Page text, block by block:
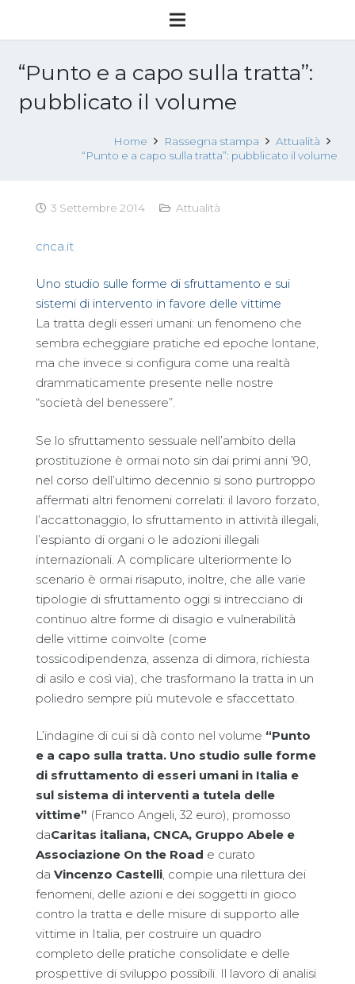
“Punto e a capo sulla tratta”:
pubblicato il volume
Home Rassegna stampa
Attualità
“Punto e a capo sulla tratta”: pubblicato il volume
3 Settembre 2014 Attualità
cnca.it
Uno studio sulle forme di sfruttamento e sui
sistemi di intervento in favore delle vittime
La tratta degli esseri umani: un fenomeno che
sembra echeggiare pratiche ed epoche lontane,
ma che invece si configura come una realtà
drammaticamente presente nelle nostre
“società del benessere”.
Se lo sfruttamento sessuale nell’ambito della
prostituzione è ormai noto sin dai primi anni ’90,
nel corso dell’ultimo decennio si sono purtroppo
affermati altri fenomeni correlati: il lavoro forzato,
l’accattonaggio, lo sfruttamento in attività illegali,
l’espianto di organi o le adozioni illegali
internazionali. A complicare ulteriormente lo
scenario è ormai risaputo, inoltre, che alle varie
tipologie di sfruttamento oggi si intrecciano di
continuo altre forme di disagio e vulnerabilità
delle vittime coinvolte (come
tossicodipendenza, assenza di dimora, richiesta
di asilo e così via), che trasformano la tratta in un
poliedro sempre più mutevole e sfaccettato.
L’indagine di cui si dà conto nel volume “Punto
e a capo sulla tratta. Uno studio sulle forme
di sfruttamento di esseri umani in Italia e
sul sistema di interventi a tutela delle
vittime” (Franco Angeli, 32 euro), promosso
daCaritas italiana, CNCA, Gruppo Abele e
Associazione On the Road e curato
da Vincenzo Castelli, compie una rilettura dei
fenomeni, delle azioni e dei soggetti in gioco
contro la tratta e delle misure di supporto alle
vittime in Italia, per costruire un quadro
completo delle pratiche consolidate e delle
prospettive di sviluppo possibili. Il lavoro di analisi